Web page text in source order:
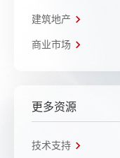
建筑地产
商业市场
更多资源
技术支持